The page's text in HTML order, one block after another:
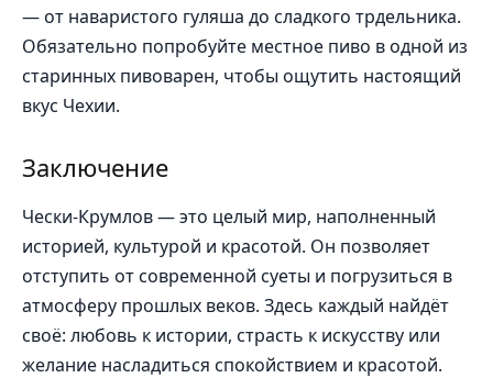
— от наваристого гуляша до сладкого трдельника.
Обязательно попробуйте местное пиво в одной из
старинных пивоварен, чтобы ощутить настоящий
вкус Чехии.
Заключение
Чески-Крумлов — это целый мир, наполненный
историей, культурой и красотой. Он позволяет
отступить от современной суеты и погрузиться в
атмосферу прошлых веков. Здесь каждый найдёт
своё: любовь к истории, страсть к искусству или
желание насладиться спокойствием и красотой.